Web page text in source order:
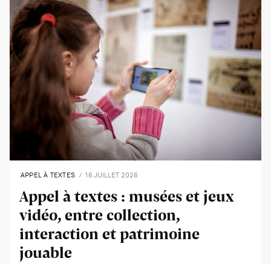
APPEL À TEXTES 16 JUILLET 2026
Appel à textes : musées et jeux
vidéo, entre collection,
interaction et patrimoine
jouable